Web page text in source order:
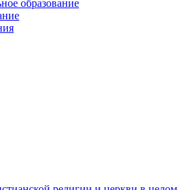
образование